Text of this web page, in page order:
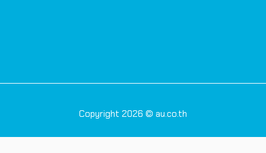
Copyright 2026 © au.co.th